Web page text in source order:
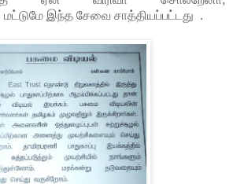
இந்த சேவை சாத்தியப்பட்டது .